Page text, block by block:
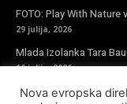
FOTO: Play With Nature
29 julija, 2026
Mlada Izolanka Tara
16 julija, 2026
Nova evropska